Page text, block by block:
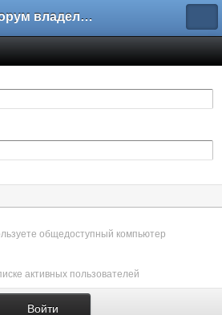
Форум владельцев интернет-магазинов
общедоступный компьютер
активных пользователей